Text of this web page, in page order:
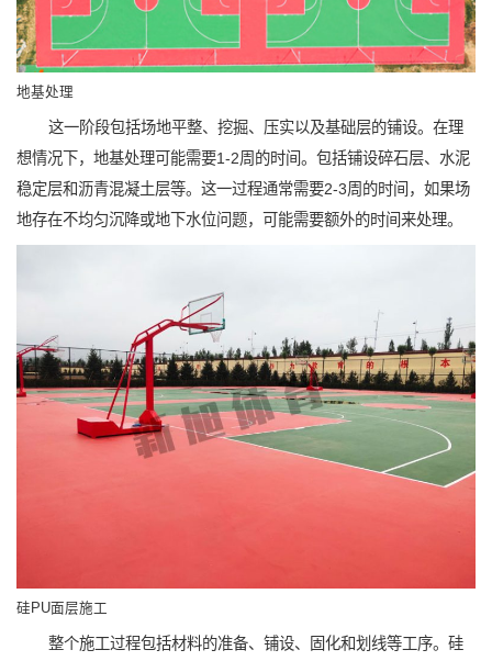
地基处理
这一阶段包括场地平整、挖掘、压实以及基础层的铺设。在理
想情况下，地基处理可能需要1-2周的时间。包括铺设碎石层、水泥
稳定层和沥青混凝土层等。这一过程通常需要2-3周的时间，如果场
地存在不均匀沉降或地下水位问题，可能需要额外的时间来处理。
硅PU面层施工
整个施工过程包括材料的准备、铺设、固化和划线等工序。硅